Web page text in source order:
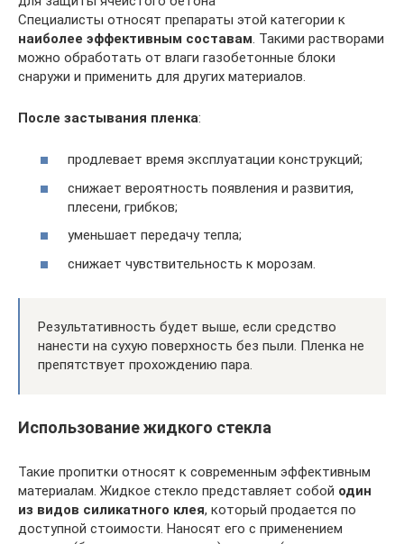
Специалисты относят препараты этой категории к
наиболее эффективным составам . Такими растворами
можно обработать от влаги газобетонные блоки
снаружи и применить для других материалов.
После застывания пленка:
продлевает время эксплуатации конструкций;
снижает вероятность появления и развития,
плесени, грибков;
уменьшает передачу тепла;
снижает чувствительность к морозам.
Результативность будет выше, если средство
нанести на сухую поверхность без пыли. Пленка не
препятствует прохождению пара.
Использование жидкого стекла
Такие пропитки относят к современным эффективным
материалам. Жидкое стекло представляет собой один
из видов силикатного клея, который продается по
доступной стоимости. Наносят его с применением